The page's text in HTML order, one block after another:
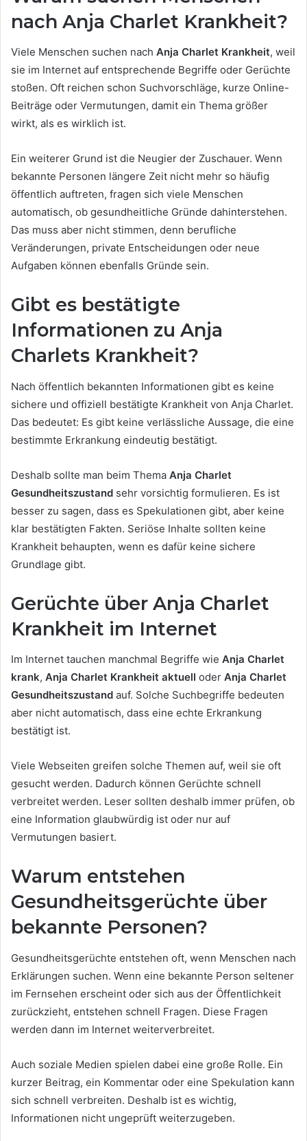
nach Anja Charlet Krankheit?
Viele Menschen suchen nach Anja Charlet Krankheit, weil
sie im Internet auf entsprechende Begriffe oder Gerüchte
stoßen. Oft reichen schon Suchvorschläge, kurze Online-
Beiträge oder Vermutungen, damit ein Thema größer
wirkt, als es wirklich ist.
Ein weiterer Grund ist die Neugier der Zuschauer. Wenn
bekannte Personen längere Zeit nicht mehr so häufig
öffentlich auftreten, fragen sich viele Menschen
automatisch, ob gesundheitliche Gründe dahinterstehen.
Das muss aber nicht stimmen, denn berufliche
Veränderungen, private Entscheidungen oder neue
Aufgaben können ebenfalls Gründe sein.
Gibt es bestätigte
Informationen zu Anja
Charlets Krankheit?
Nach öffentlich bekannten Informationen gibt es keine
sichere und offiziell bestätigte Krankheit von Anja Charlet.
Das bedeutet: Es gibt keine verlässliche Aussage, die eine
bestimmte Erkrankung eindeutig bestätigt.
Deshalb sollte man beim Thema Anja Charlet
Gesundheitszustand sehr vorsichtig formulieren. Es ist
besser zu sagen, dass es Spekulationen gibt, aber keine
klar bestätigten Fakten. Seriöse Inhalte sollten keine
Krankheit behaupten, wenn es dafür keine sichere
Grundlage gibt.
Gerüchte über Anja Charlet
Krankheit im Internet
Im Internet tauchen manchmal Begriffe wie Anja Charlet
krank, Anja Charlet Krankheit aktuell oder Anja Charlet
Gesundheitszustand auf. Solche Suchbegriffe bedeuten
aber nicht automatisch, dass eine echte Erkrankung
bestätigt ist.
Viele Webseiten greifen solche Themen auf, weil sie oft
gesucht werden. Dadurch können Gerüchte schnell
verbreitet werden. Leser sollten deshalb immer prüfen, ob
eine Information glaubwürdig ist oder nur auf
Vermutungen basiert.
Warum entstehen
Gesundheitsgerüchte über
bekannte Personen?
Gesundheitsgerüchte entstehen oft, wenn Menschen nach
Erklärungen suchen. Wenn eine bekannte Person seltener
im Fernsehen erscheint oder sich aus der Öffentlichkeit
zurückzieht, entstehen schnell Fragen. Diese Fragen
werden dann im Internet weiterverbreitet.
Auch soziale Medien spielen dabei eine große Rolle. Ein
kurzer Beitrag, ein Kommentar oder eine Spekulation kann
sich schnell verbreiten. Deshalb ist es wichtig,
Informationen nicht ungeprüft weiterzugeben.